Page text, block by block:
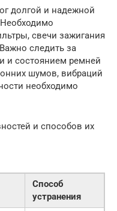
долгой и надежной
свечи зажигания
следить за
и состоянием ремней
шумов, вибраций
необходимо
и способов их
Способ
устранения